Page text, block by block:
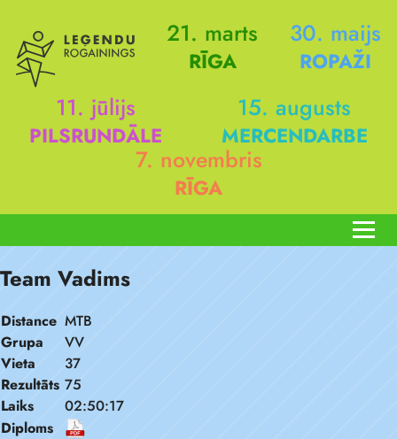
21. marts
RĪGA
30. maijs
ROPAŽI
11. jūlijs
PILSRUNDĀLE
15. augusts
MERCENDARBE
7. novembris
RĪGA
Team Vadims
Distance MTB
Grupa
VV
Vieta
37
Rezultāts 75
Laiks
02:50:17
Diploms